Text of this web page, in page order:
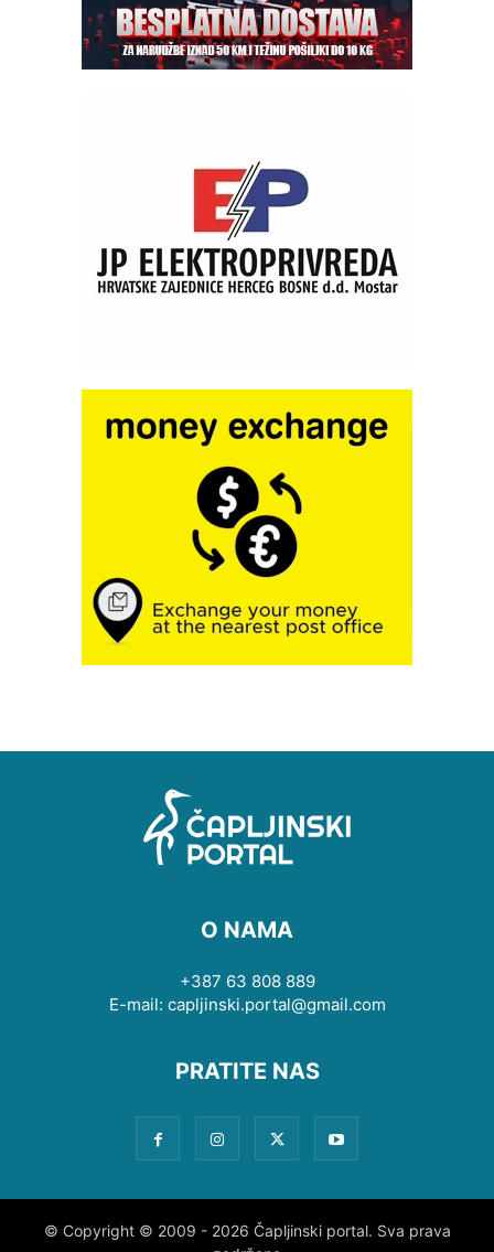
O NAMA
+387 63 808 889
E-mail: capljinski.portal@gmail.com
PRATITE NAS
© Copyright © 2009 - 2026 Čapljinski portal. Sva prava